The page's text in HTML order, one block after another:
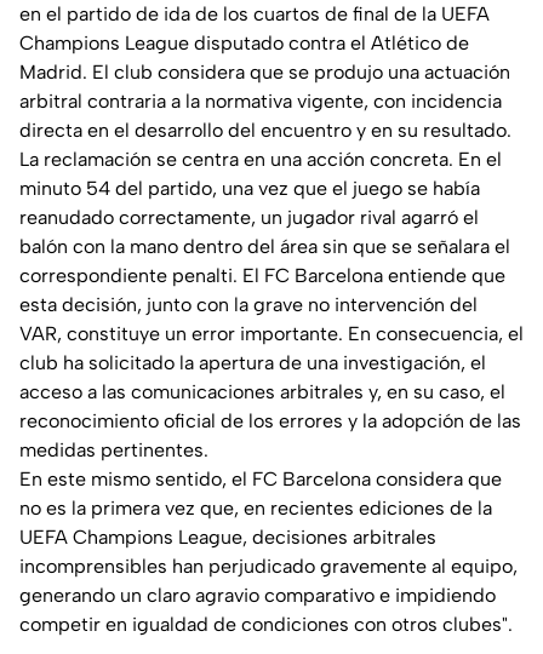
en el partido de ida de los cuartos de final de la UEFA
Champions League disputado contra el Atlético de
Madrid. El club considera que se produjo una actuación
arbitral contraria a la normativa vigente, con incidencia
directa en el desarrollo del encuentro y en su resultado.
La reclamación se centra en una acción concreta. En el
minuto 54 del partido, una vez que el juego se había
reanudado correctamente, un jugador rival agarró el
balón con la mano dentro del área sin que se señalara el
correspondiente penalti. El FC Barcelona entiende que
esta decisión, junto con la grave no intervención del
VAR, constituye un error importante. En consecuencia, el
club ha solicitado la apertura de una investigación, el
acceso a las comunicaciones arbitrales y, en su caso, el
reconocimiento oficial de los errores y la adopción de las
medidas pertinentes.
En este mismo sentido, el FC Barcelona considera que
no es la primera vez que, en recientes ediciones de la
UEFA Champions League, decisiones arbitrales
incomprensibles han perjudicado gravemente al equipo,
generando un claro agravio comparativo e impidiendo
competir en igualdad de condiciones con otros clubes".